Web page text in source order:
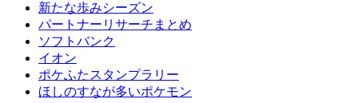
新たな歩みシーズン
パートナーリサーチまとめ
ソフトバンク
イオン
ポケふたスタンプラリー
ほしのすなが多いポケモン